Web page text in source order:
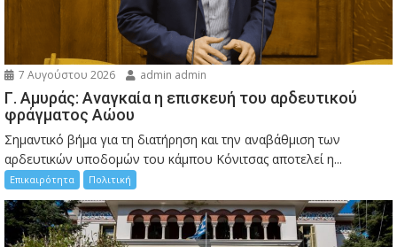
7 Αυγούστου 2026 admin admin
Γ. Αμυράς: Αναγκαία η επισκευή του αρδευτικού
φράγματος Αώου
Σημαντικό βήμα για τη διατήρηση και την αναβάθμιση των
αρδευτικών υποδομών του κάμπου Κόνιτσας αποτελεί η...
Επικαιρότητα Πολιτική